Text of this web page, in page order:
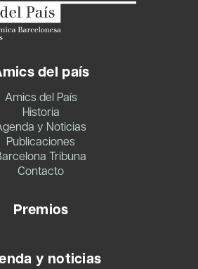
del país
Amics del País
Historia
y Noticias
Publicaciones
Tribuna
Contacto
Premios
y noticias